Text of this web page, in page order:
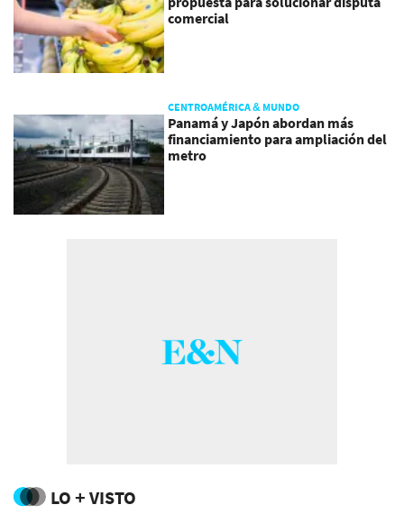
comercial
CENTROAMÉRICA & MUNDO
Panamá y Japón abordan más
financiamiento para ampliación del
metro
LO + VISTO